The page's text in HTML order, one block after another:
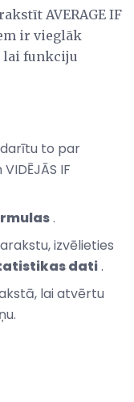
AVERAGE IF
ir vieglāk
lai funkciju
to par
IF
.
izvēlieties
dati.
lai atvērtu